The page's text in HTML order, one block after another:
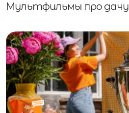
Мультфильмы про дачу